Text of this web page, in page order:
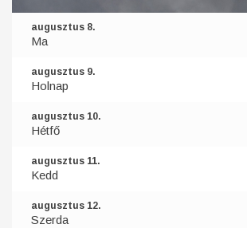
augusztus 8.
Ma
augusztus 9.
Holnap
augusztus 10.
Hétfő
augusztus 11.
Kedd
augusztus 12.
Szerda